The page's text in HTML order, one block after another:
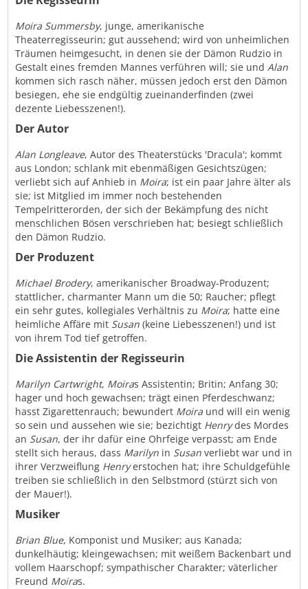
Moira Summersby, junge, amerikanische
Theaterregisseurin; gut aussehend; wird von unheimlichen
Träumen heimgesucht, in denen sie der Dämon Rudzio in
Gestalt eines fremden Mannes verführen will; sie undAlan
kommen sich rasch näher, müssen jedoch erst den Dämon
besiegen, ehe sie endgültig zueinanderfinden (zwei
dezente Liebesszenen!).
Der Autor
Alan Longleave, Autor des Theaterstücks 'Dracula'; kommt
aus London; schlank mit ebenmäßigen Gesichtszügen;
verliebt sich auf Anhieb in Moira; ist ein paar Jahre älter als
sie; ist Mitglied im immer noch bestehenden
Tempelritterorden, der sich der Bekämpfung des nicht
menschlichen Bösen verschrieben hat; besiegt schließlich
den Dämon Rudzio.
Der Produzent
Michael Brodery, amerikanischer Broadway-Produzent;
stattlicher, charmanter Mann um die 50; Raucher; pflegt
ein sehr gutes, kollegiales Verhältnis zu Moira; hatte eine
heimliche Affäre mit Susan (keine Liebesszenen!) und ist
von ihrem Tod tief getroffen.
Die Assistentin der Regisseurin
Marilyn Cartwright, Moiras Assistentin; Britin; Anfang 30;
hager und hoch gewachsen; trägt einen Pferdeschwanz;
hasst Zigarettenrauch; bewundert Moira und will ein wenig
so sein und aussehen wie sie; bezichtigt Henrydes Mordes
an Susan, der ihr dafür eine Ohrfeige verpasst; am Ende
stellt sich heraus, dass Marilyn in Susan verliebt war und in
ihrer Verzweiflung Henryerstochen hat; ihre Schuldgefühle
treiben sie schließlich in den Selbstmord (stürzt sich von
der Mauer!).
Musiker
Brian Blue, Komponist und Musiker; aus Kanada;
dunkelhäutig; kleingewachsen; mit weißem Backenbart und
vollem Haarschopf; sympathischer Charakter; väterlicher
Freund Moiras.